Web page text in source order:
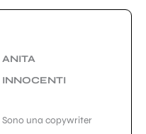
ANITA
INNOCENTI
Sono una copywriter